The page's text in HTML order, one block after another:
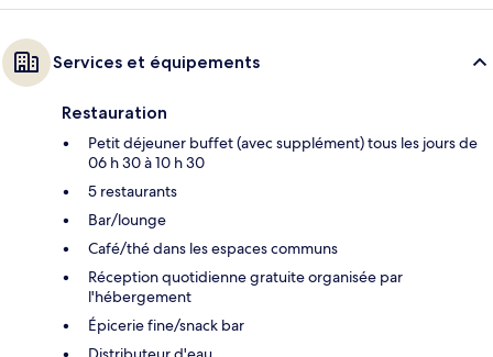
Services et équipements
Restauration
Petit déjeuner buffet (avec supplément) tous les jours de
06 h 30 à 10 h 30
5 restaurants
Bar/lounge
Café/thé dans les espaces communs
Réception quotidienne gratuite organisée par
l'hébergement
Épicerie fine/snack bar